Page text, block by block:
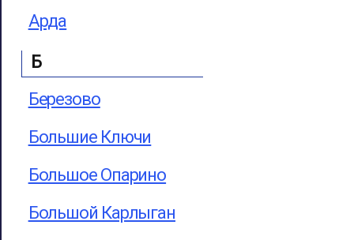
Арда
Б
Березово
Большие Ключи
Большое Опарино
Большой Карлыган